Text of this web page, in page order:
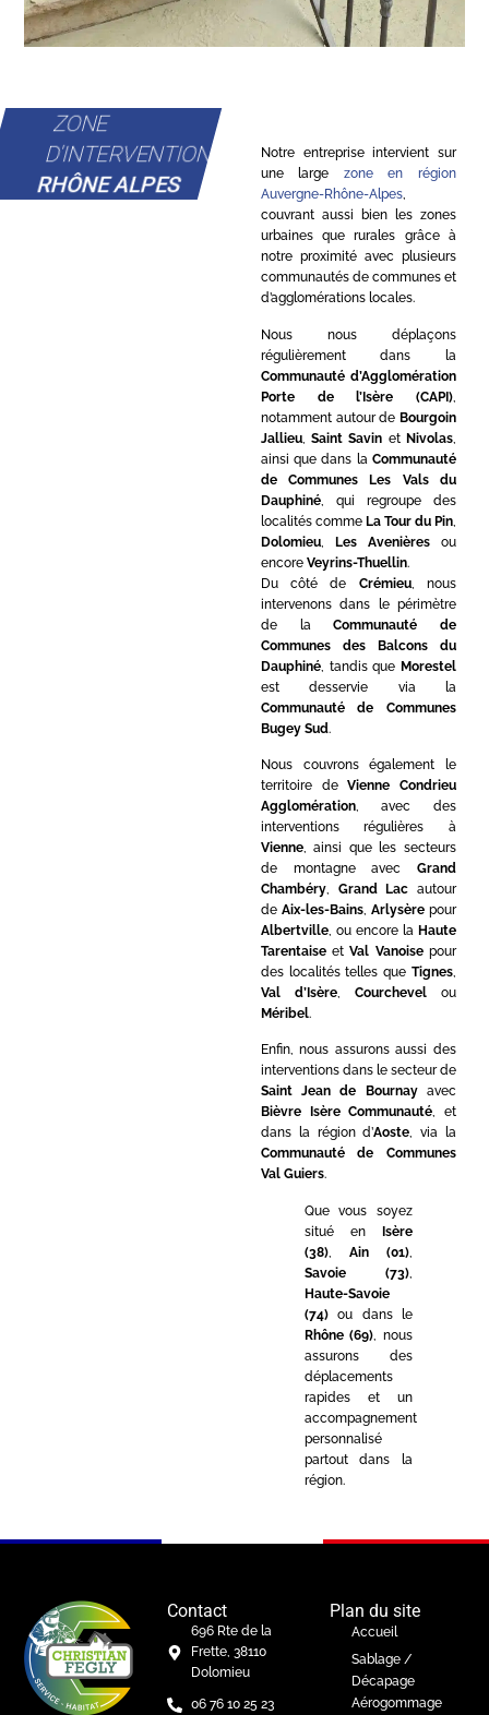
ZONE
D'INTERVENTION
RHÔNE ALPES
Notre entreprise intervient sur
une large zone en région
Auvergne-Rhône-Alpes,
couvrant aussi bien les zones
urbaines que rurales grâce à
notre proximité avec plusieurs
communautés de communes et
d’agglomérations locales.
Nous nous déplaçons
régulièrement dans la
Communauté d’Agglomération
Porte de l’Isère (CAPI)
notamment autour de Bourgoin
Jallieu,Saint Savin et Nivolas
ainsi que dans la Communauté
de Communes Les Vals du
Dauphiné, qui regroupe des
localités comme La Tour du Pin
Dolomieu, Les Avenièresou
encore Veyrins-Thuellin.
Du côté de Crémieu, nous
intervenons dans le périmètre
de laCommunauté de
Communes des Balcons du
Dauphiné, tandis que Morestel
est desservie via la
Communauté de Communes
Bugey Sud.
Nous couvrons également le
territoire deVienne Condrieu
Agglomération, avec des
interventions régulières à
Vienne, ainsi que les secteurs
de montagne avec Grand
Chambéry, Grand Lac autour
de Aix-les-Bains, Arlysèrepour
Albertville, ou encore la Haute
TarentaiseetVal Vanoisepour
des localités telles que Tignes,
Val d’Isère, Courchevelou
Méribel.
Enfin, nous assurons aussi des
interventions dans le secteur de
Saint Jean de Bournayavec
Bièvre Isère Communauté, et
dans la région d’Aoste, via la
Communauté de Communes
Val Guiers.
Que vous soyez
situé en Isère
(38), Ain (01)
Savoie (73)
Haute-Savoie
(74)ou dans le
Rhône (69) , nous
assurons des
déplacements
rapides et un
accompagnement
personnalisé
partout dans la
région.
Contact
696 Rte de la
Frette, 38110
Dolomieu
06 76 10 25 23
Plan du site
Accueil
Sablage /
Décapage
Aérogommage